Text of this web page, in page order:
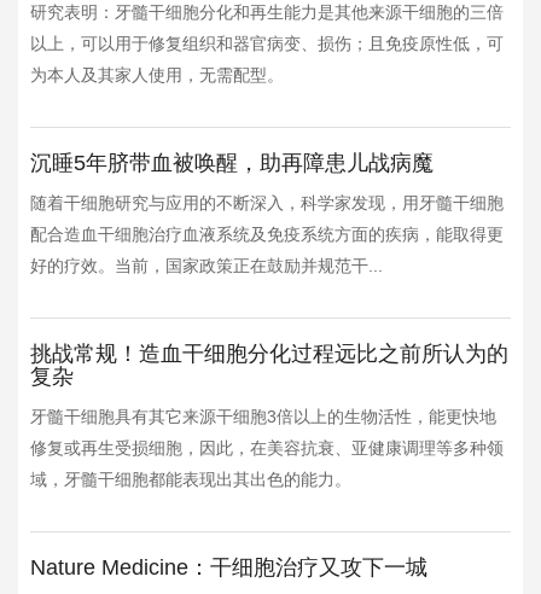
研究表明：牙髓干细胞分化和再生能力是其他来源干细胞的三倍
以上，可以用于修复组织和器官病变、损伤；且免疫原性低，可
为本人及其家人使用，无需配型。
沉睡5年脐带血被唤醒，助再障患儿战病魔
随着干细胞研究与应用的不断深入，科学家发现，用牙髓干细胞
配合造血干细胞治疗血液系统及免疫系统方面的疾病，能取得更
好的疗效。当前，国家政策正在鼓励并规范干...
挑战常规！造血干细胞分化过程远比之前所认为的
复杂
牙髓干细胞具有其它来源干细胞3倍以上的生物活性，能更快地
修复或再生受损细胞，因此，在美容抗衰、亚健康调理等多种领
域，牙髓干细胞都能表现出其出色的能力。
Nature Medicine：干细胞治疗又攻下一城